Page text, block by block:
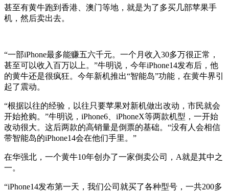
甚至有黄牛跑到香港、澳门等地，就是为了多买几部苹果手
机，然后卖出去。
“一部iPhone最多能赚五六千元。一个月收入30多万很正常，
甚至可以收入百万以上。”牛明说，今年iPhone14发布后，他
的黄牛还是很疯狂。今年新机推出“智能岛”功能，在黄牛界引
起了震动。
“根据以往的经验，以往只要苹果对新机做出改动，市民就会
开始抢购。”牛明说，iPhone6、iPhoneX等两款机型，一开始
改动很大。这后两款的高销量是倒票的基础。“没有人会相信
带智能岛的iPhone14会在他们手里。”
在华强北，一个黄牛10年创办了一家倒卖公司，A就是其中之
一。
“iPhone14发布第一天，我们公司就买了各种型号，一共200多